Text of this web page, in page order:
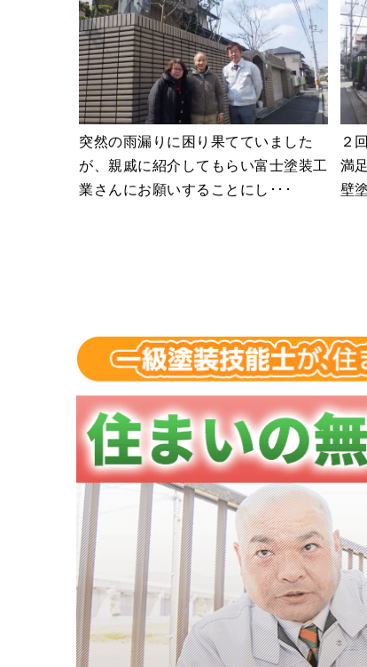
突然の雨漏りに困り果てていました
が、親戚に紹介してもらい富士塗装工
業さんにお願いすることにし･･･
２
満
壁